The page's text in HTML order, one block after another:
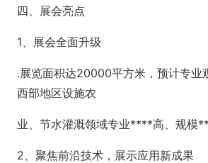
四、展会亮点
1、展会全面升级
.展览面积达20000平方米，预计专业
西部地区设施农
业、节水灌溉领域专业****高、规模
2、聚焦前沿技术，展示应用新成果